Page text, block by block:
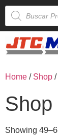
Home / Shop /
Shop
Showing